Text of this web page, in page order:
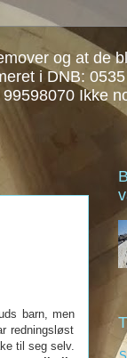
og at de
i DNB:
Ikke
barn, men
redningsløst
til seg selv.